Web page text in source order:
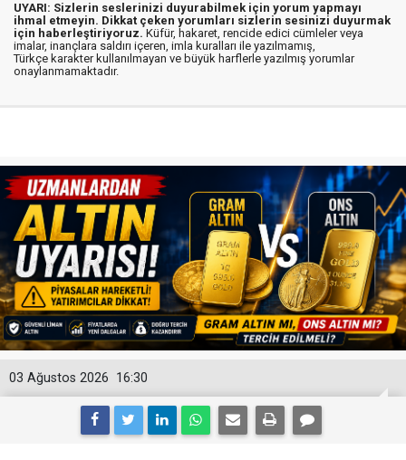
UYARI: Sizlerin seslerinizi duyurabilmek için yorum yapmayı
ihmal etmeyin. Dikkat çeken yorumları sizlerin sesinizi duyurmak
için haberleştiriyoruz. Küfür, hakaret, rencide edici cümleler veya
imalar, inançlara saldırı içeren, imla kuralları ile yazılmamış,
Türkçe karakter kullanılmayan ve büyük harflerle yazılmış yorumlar
onaylanmamaktadır.
16:30
03 Ağustos 2026